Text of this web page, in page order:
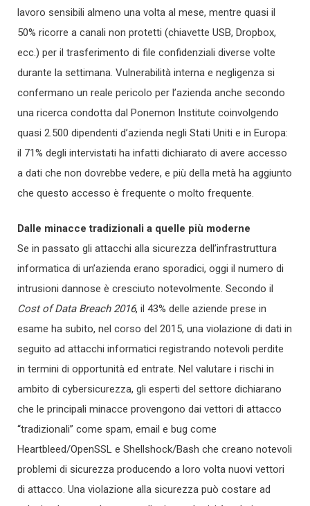
lavoro sensibili almeno una volta al mese, mentre quasi il
50% ricorre a canali non protetti (chiavette USB, Dropbox,
ecc.) per il trasferimento di file confidenziali diverse volte
durante la settimana. Vulnerabilità interna e negligenza si
confermano un reale pericolo per l’azienda anche secondo
una ricerca condotta dal Ponemon Institute coinvolgendo
quasi 2.500 dipendenti d’azienda negli Stati Uniti e in Europa:
il 71% degli intervistati ha infatti dichiarato di avere accesso
a dati che non dovrebbe vedere, e più della metà ha aggiunto
che questo accesso è frequente o molto frequente.
Dalle minacce tradizionali a quelle più moderne
Se in passato gli attacchi alla sicurezza dell’infrastruttura
informatica di un’azienda erano sporadici, oggi il numero di
intrusioni dannose è cresciuto notevolmente. Secondo il
Cost of Data Breach 2016, il 43% delle aziende prese in
esame ha subito, nel corso del 2015, una violazione di dati in
seguito ad attacchi informatici registrando notevoli perdite
in termini di opportunità ed entrate. Nel valutare i rischi in
ambito di cybersicurezza, gli esperti del settore dichiarano
che le principali minacce provengono dai vettori di attacco
“tradizionali” come spam, email e bug come
Heartbleed/OpenSSL e Shellshock/Bash che creano notevoli
problemi di sicurezza producendo a loro volta nuovi vettori
di attacco. Una violazione alla sicurezza può costare ad